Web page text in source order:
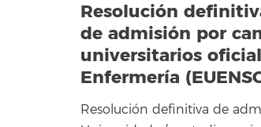
Resolución
de admisión por
universitarios
Enfermería
Resolución definitiva de